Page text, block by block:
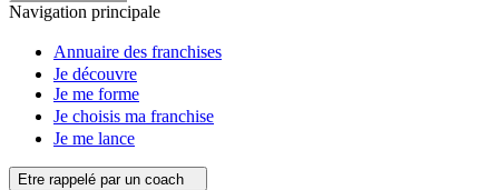
Navigation principale
Annuaire des franchises
Je découvre
Je me forme
Je choisis ma franchise
Je me lance
Etre rappelé par un coach